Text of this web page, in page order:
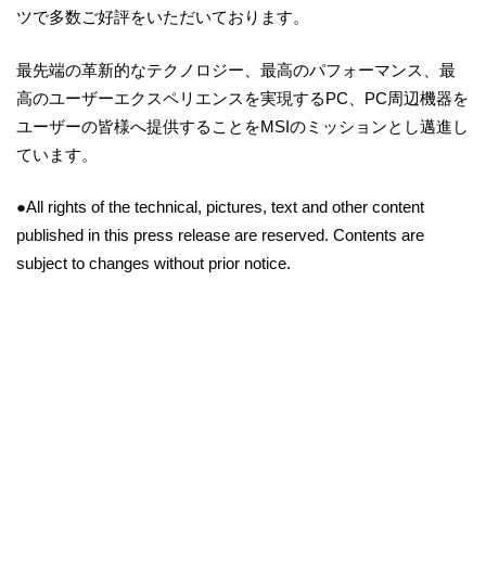
ツで多数ご好評をいただいております。
最先端の革新的なテクノロジー、最高のパフォーマンス、最
高のユーザーエクスペリエンスを実現するPC、PC周辺機器を
ユーザーの皆様へ提供することをMSIのミッションとし邁進し
ています。
●All rights of the technical, pictures, text and other content
published in this press release are reserved. Contents are
subject to changes without prior notice.